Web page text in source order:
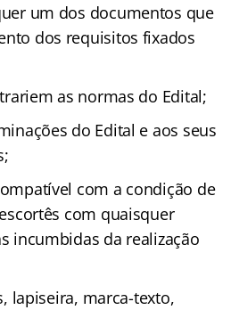
um dos documentos que
dos requisitos fixados
as normas do Edital;
do Edital e aos seus
com a condição de
com quaisquer
incumbidas da realização
lapiseira, marca-texto,